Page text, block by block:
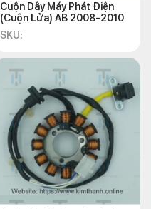
Cuộn Dây Máy Phát Điện
(Cuộn Lửa) AB 2008-2010
SKU: